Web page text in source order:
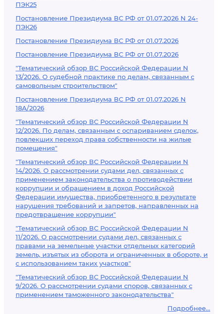
ПЭК25
Постановление Президиума ВС РФ от 01.07.2026 N 24-
ПЭК26
Постановление Президиума ВС РФ от 01.07.2026
Постановление Президиума ВС РФ от 01.07.2026
"Тематический обзор ВС Российской Федерации N
13/2026. О судебной практике по делам, связанным с
самовольным строительством"
Постановление Президиума ВС РФ от 01.07.2026 N
18А/2026
"Тематический обзор ВС Российской Федерации N
12/2026. По делам, связанным с оспариванием сделок,
повлекших переход права собственности на жилые
помещения"
"Тематический обзор ВС Российской Федерации N
14/2026. О рассмотрении судами дел, связанных с
применением законодательства о противодействии
коррупции и обращением в доход Российской
Федерации имущества, приобретенного в результате
нарушения требований и запретов, направленных на
предотвращение коррупции"
"Тематический обзор ВС Российской Федерации N
11/2026. О рассмотрении судами дел, связанных с
правами на земельные участки отдельных категорий
земель, изъятых из оборота и ограниченных в обороте, и
с использованием таких участков"
"Тематический обзор ВС Российской Федерации N
9/2026. О рассмотрении судами споров, связанных с
применением таможенного законодательства"
Подробнее...